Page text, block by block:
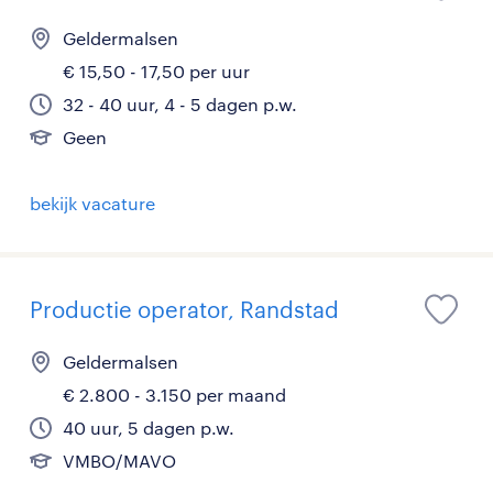
Geldermalsen
€ 15,50 - 17,50 per uur
32 - 40 uur, 4 - 5 dagen p.w.
Geen
bekijk vacature
Productie operator, Randstad
Geldermalsen
€ 2.800 - 3.150 per maand
40 uur, 5 dagen p.w.
VMBO/MAVO